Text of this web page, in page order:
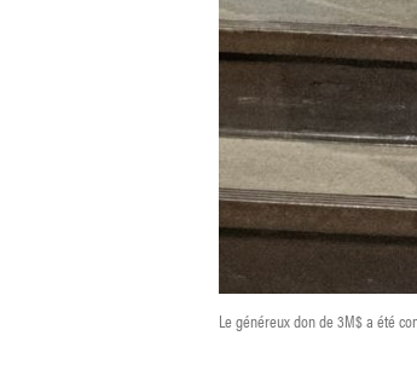
Le généreux don de 3M$ a été